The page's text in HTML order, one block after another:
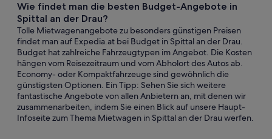
Wie findet man die besten Budget-Angebote in
Spittal an der Drau?
Tolle Mietwagenangebote zu besonders günstigen Preisen
findet man auf Expedia.at bei Budget in Spittal an der Drau.
Budget hat zahlreiche Fahrzeugtypen im Angebot. Die Kosten
hängen vom Reisezeitraum und vom Abholort des Autos ab.
Economy- oder Kompaktfahrzeuge sind gewöhnlich die
günstigsten Optionen. Ein Tipp: Sehen Sie sich weitere
fantastische Angebote von allen Anbietern an, mit denen wir
zusammenarbeiten, indem Sie einen Blick auf unsere Haupt-
Infoseite zum Thema Mietwagen in Spittal an der Drau werfen.